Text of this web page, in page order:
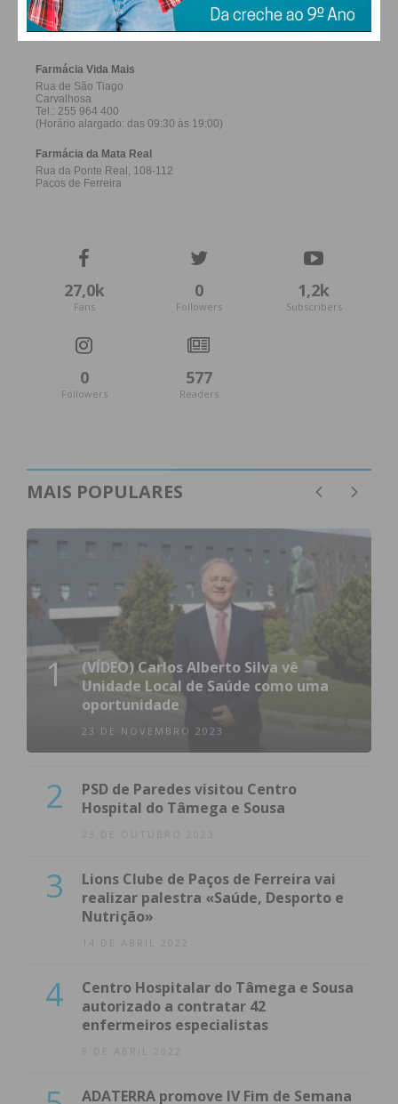
FERREIRA
27,0k
Fans
0
Followers
1,2k
Subscribers
0
Followers
577
Readers
MAIS POPULARES
1
(VÍDEO) Carlos Alberto Silva vê
Unidade Local de Saúde como uma
oportunidade
23 DE NOVEMBRO 2023
2
PSD de Paredes visitou Centro
Hospital do Tâmega e Sousa
23 DE OUTUBRO 2023
3
Lions Clube de Paços de Ferreira vai
realizar palestra «Saúde, Desporto e
Nutrição»
14 DE ABRIL 2022
4
Centro Hospitalar do Tâmega e Sousa
autorizado a contratar 42
enfermeiros especialistas
8 DE ABRIL 2022
ADATERRA promove IV Fim de Semana